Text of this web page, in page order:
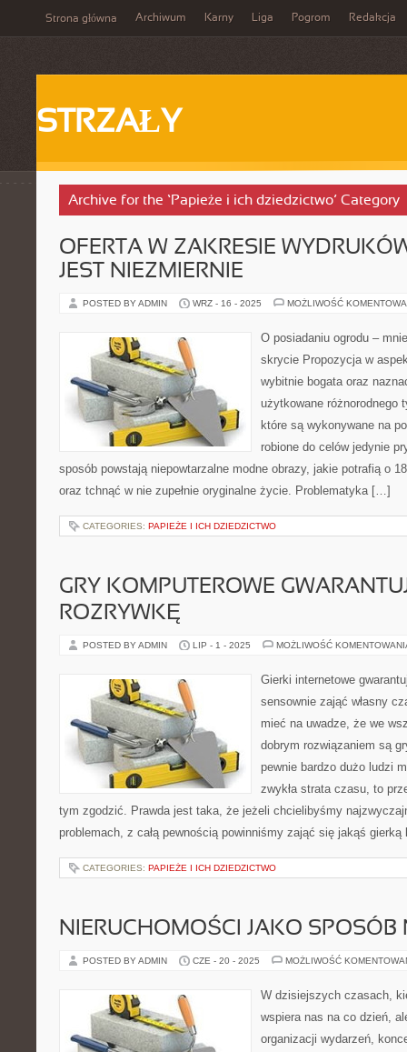
Strona główna Archiwum Karny Liga Pogrom Redakcja
STRZAŁY
Archive for the ‘Papieże i ich dziedzictwo’ Category
OFERTA W ZAKRESIE
JEST NIEZMIERNIE
POSTED BY ADMIN WRZ - 16 - 2025 MOŻLIWOŚĆ
O posiadaniu ogrodu –
skrycie Propozycja w
wybitnie bogata oraz
użytkowane różnorodnego
które są wykonywane na
robione do celów jedynie
sposób powstają niepowtarzalne modne obrazy, jakie potrafią o
oraz tchnąć w nie zupełnie oryginalne życie. Problematyka […]
CATEGORIES: PAPIEŻE I ICH DZIEDZICTWO
GRY KOMPUTEROWE
ROZRYWKĘ
POSTED BY ADMIN LIP - 1 - 2025 MOŻLIWOŚĆ
Gierki internetowe
sensownie zająć własny
mieć na uwadze, że we
dobrym rozwiązaniem są
pewnie bardzo dużo ludzi
zwykła strata czasu, to
tym zgodzić. Prawda jest taka, że jeżeli chcielibyśmy
problemach, z całą pewnością powinniśmy zająć się jakąś
CATEGORIES: PAPIEŻE I ICH DZIEDZICTWO
NIERUCHOMOŚCI JAKO SPOSÓB
POSTED BY ADMIN CZE - 20 - 2025 MOŻLIWOŚĆ
W dzisiejszych czasach,
wspiera nas na co dzień,
organizacji wydarzeń,